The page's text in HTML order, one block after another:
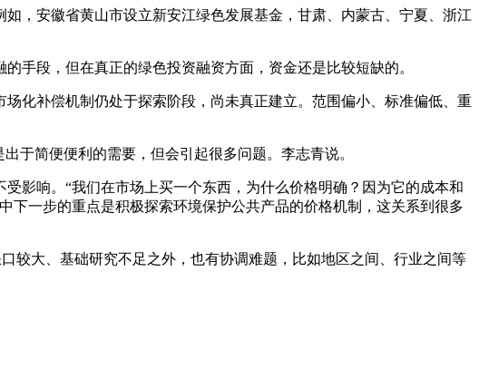
，安徽省黄山市设立新安江绿色发展基金，甘肃、内蒙古、宁夏、浙江
手段，但在真正的绿色投资融资方面，资金还是比较短缺的。
化补偿机制仍处于探索阶段，尚未真正建立。范围偏小、标准偏低、重
于简便便利的需要，但会引起很多问题。李志青说。
影响。“我们在市场上买一个东西，为什么价格明确？因为它的成本和
下一步的重点是积极探索环境保护公共产品的价格机制，这关系到很多
较大、基础研究不足之外，也有协调难题，比如地区之间、行业之间等